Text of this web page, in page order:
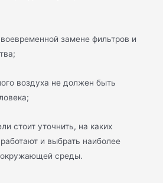
замене фильтров и
воздуха не должен быть
стоит уточнить, на каких
и выбрать наиболее
среды.